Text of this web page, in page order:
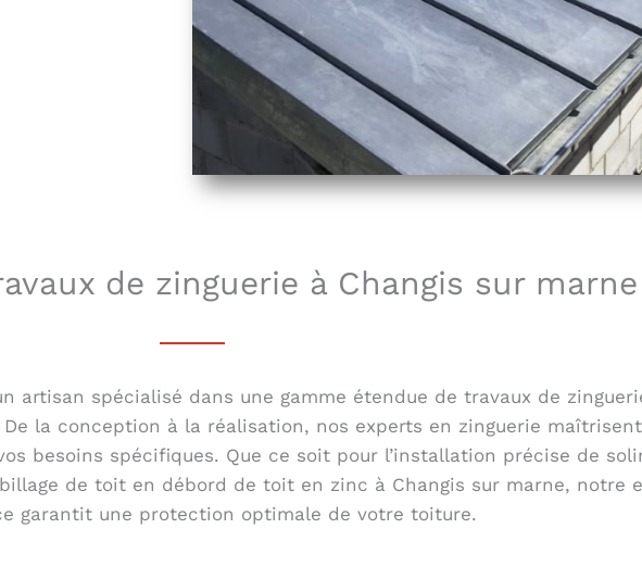
de zinguerie à Changis sur marne
artisan spécialisé dans une gamme étendue de travaux de
la conception à la réalisation, nos experts en zinguerie
besoins spécifiques. Que ce soit pour l’installation précise de
de toit en débord de toit en zinc à Changis sur marne, notre
garantit une protection optimale de votre toiture.